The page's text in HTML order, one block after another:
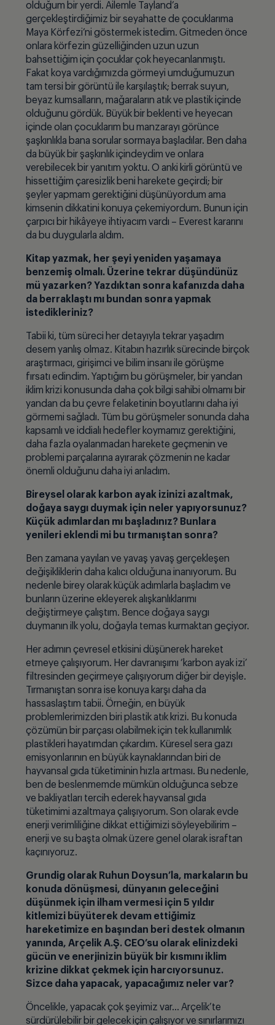
olduğum bir yerdi. Ailemle Tayland’a
gerçekleştirdiğimiz bir seyahatte de çocuklarıma
Maya Körfezi’ni göstermek istedim. Gitmeden önce
onlara körfezin güzelliğinden uzun uzun
bahsettiğim için çocuklar çok heyecanlanmıştı.
Fakat koya vardığımızda görmeyi umduğumuzun
tam tersi bir görüntü ile karşılaştık; berrak suyun,
beyaz kumsalların, mağaraların atık ve plastik içinde
olduğunu gördük. Büyük bir beklenti ve heyecan
içinde olan çocuklarım bu manzarayı görünce
şaşkınlıkla bana sorular sormaya başladılar. Ben daha
da büyük bir şaşkınlık içindeydim ve onlara
verebilecek bir yanıtım yoktu. O anki kirli görüntü ve
hissettiğim çaresizlik beni harekete geçirdi; bir
şeyler yapmam gerektiğini düşünüyordum ama
kimsenin dikkatini konuya çekemiyordum. Bunun için
çarpıcı bir hikâyeye ihtiyacım vardı – Everest kararını
da bu duygularla aldım.
Kitap yazmak, her şeyi yeniden yaşamaya
benzemiş olmalı. Üzerine tekrar düşündünüz
mü yazarken? Yazdıktan sonra kafanızda daha
da berraklaştı mı bundan sonra yapmak
istedikleriniz?
Tabii ki, tüm süreci her detayıyla tekrar yaşadım
desem yanlış olmaz. Kitabın hazırlık sürecinde birçok
araştırmacı, girişimci ve bilim insanı ile görüşme
fırsatı edindim. Yaptığım bu görüşmeler, bir yandan
iklim krizi konusunda daha çok bilgi sahibi olmamı bir
yandan da bu çevre felaketinin boyutlarını daha iyi
görmemi sağladı. Tüm bu görüşmeler sonunda daha
kapsamlı ve iddialı hedefler koymamız gerektiğini,
daha fazla oyalanmadan harekete geçmenin ve
problemi parçalarına ayırarak çözmenin ne kadar
önemli olduğunu daha iyi anladım.
Bireysel olarak karbon ayak izinizi azaltmak,
doğaya saygı duymak için neler yapıyorsunuz?
Küçük adımlardan mı başladınız? Bunlara
yenileri eklendi mi bu tırmanıştan sonra?
Ben zamana yayılan ve yavaş yavaş gerçekleşen
değişikliklerin daha kalıcı olduğuna inanıyorum. Bu
nedenle birey olarak küçük adımlarla başladım ve
bunların üzerine ekleyerek alışkanlıklarımı
değiştirmeye çalıştım. Bence doğaya saygı
duymanın ilk yolu, doğayla temas kurmaktan geçiyor.
Her adımın çevresel etkisini düşünerek hareket
etmeye çalışıyorum. Her davranışımı ‘karbon ayak izi’
filtresinden geçirmeye çalışıyorum diğer bir deyişle.
Tırmanıştan sonra ise konuya karşı daha da
hassaslaştım tabii. Örneğin, en büyük
problemlerimizden biri plastik atık krizi. Bu konuda
çözümün bir parçası olabilmek için tek kullanımlık
plastikleri hayatımdan çıkardım. Küresel sera gazı
emisyonlarının en büyük kaynaklarından biri de
hayvansal gıda tüketiminin hızla artması. Bu nedenle,
ben de beslenmemde mümkün olduğunca sebze
ve bakliyatları tercih ederek hayvansal gıda
tüketimimi azaltmaya çalışıyorum. Son olarak evde
enerji verimliliğine dikkat ettiğimizi söyleyebilirim –
enerji ve su başta olmak üzere genel olarak israftan
kaçınıyoruz.
Grundig olarak Ruhun Doysun’la, markaların bu
konuda dönüşmesi, dünyanın geleceğini
düşünmek için ilham vermesi için 5 yıldır
kitlemizi büyüterek devam ettiğimiz
hareketimize en başından beri destek olmanın
yanında, Arçelik A.Ş. CEO’su olarak elinizdeki
gücün ve enerjinizin büyük bir kısmını iklim
krizine dikkat çekmek için harcıyorsunuz.
Sizce daha yapacak, yapacağımız neler var?
Öncelikle, yapacak çok şeyimiz var… Arçelik’te
sürdürülebilir bir gelecek için çalışıyor ve sınırlarımızı